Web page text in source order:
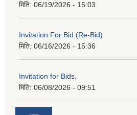
मिति: 06/19/2026 - 15:03
Invitation For Bid (Re-Bid)
मिति: 06/16/2026 - 15:36
Invitation for Bids.
मिति: 06/08/2026 - 09:51